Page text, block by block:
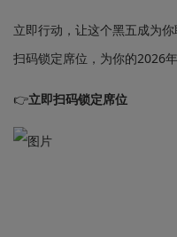
立即行动，让这个黑五成为你
扫码锁定席位，为你的2026
👉立即扫码锁定席位